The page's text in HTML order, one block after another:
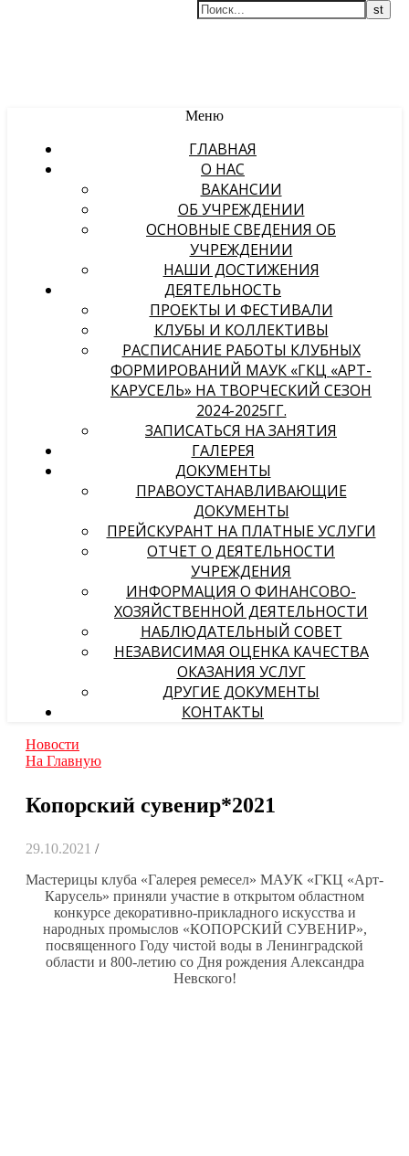
Меню
ГЛАВНАЯ
О НАС
ВАКАНСИИ
ОБ УЧРЕЖДЕНИИ
ОСНОВНЫЕ СВЕДЕНИЯ ОБ
УЧРЕЖДЕНИИ
НАШИ ДОСТИЖЕНИЯ
ДЕЯТЕЛЬНОСТЬ
ПРОЕКТЫ И ФЕСТИВАЛИ
КЛУБЫ И КОЛЛЕКТИВЫ
РАСПИСАНИЕ РАБОТЫ КЛУБНЫХ
ФОРМИРОВАНИЙ МАУК «ГКЦ «АРТ-
КАРУСЕЛЬ» НА ТВОРЧЕСКИЙ СЕЗОН
2024-2025ГГ.
ЗАПИСАТЬСЯ НА ЗАНЯТИЯ
ГАЛЕРЕЯ
ДОКУМЕНТЫ
ПРАВОУСТАНАВЛИВАЮЩИЕ
ДОКУМЕНТЫ
ПРЕЙСКУРАНТ НА ПЛАТНЫЕ УСЛУГИ
ОТЧЕТ О ДЕЯТЕЛЬНОСТИ
УЧРЕЖДЕНИЯ
ИНФОРМАЦИЯ О ФИНАНСОВО-
ХОЗЯЙСТВЕННОЙ ДЕЯТЕЛЬНОСТИ
НАБЛЮДАТЕЛЬНЫЙ СОВЕТ
НЕЗАВИСИМАЯ ОЦЕНКА КАЧЕСТВА
ОКАЗАНИЯ УСЛУГ
ДРУГИЕ ДОКУМЕНТЫ
КОНТАКТЫ
Новости
На Главную
Копорский сувенир*2021
29.10.2021 /
Мастерицы клуба «Галерея ремесел» МАУК «ГКЦ «Арт-
Карусель» приняли участие в открытом областном
конкурсе декоративно-прикладного искусства и
народных промыслов «КОПОРСКИЙ СУВЕНИР»,
посвященного Году чистой воды в Ленинградской
области и 800-летию со Дня рождения Александра
Невского!